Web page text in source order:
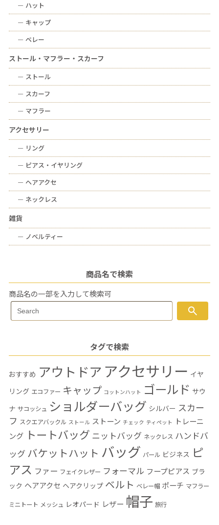
ー ハット
ー キャップ
ー ベレー
ストール・マフラー・スカーフ
ー ストール
ー スカーフ
ー マフラー
アクセサリー
ー リング
ー ピアス・イヤリング
ー ヘアアクセ
ー ネックレス
雑貨
ー ノベルティー
商品名で検索
商品名の一部を入力して検索可
Search
for:
search
タグで検索
おすすめ アウトドア アクセサリー イヤ
リング エコファー キャップ コットンハット ゴールド サウ
ナ サコッシュ ショルダーバッグ シルバー スカー
フ スクエアバックル ストール ストーン チェック ティペット
トレーニ
ング トートバッグ ニットバッグ ネックレス ハンドバ
ッグ バケットハット バッグ パール ビジネス ピ
アス ファー フェイクレザー フォーマル フープピアス ブラ
ック ヘアアクセ ヘアクリップ ベルト ベレー帽 ポーチ マフラー
ミニトート メッシュ レオパード レザー 帽子 旅行